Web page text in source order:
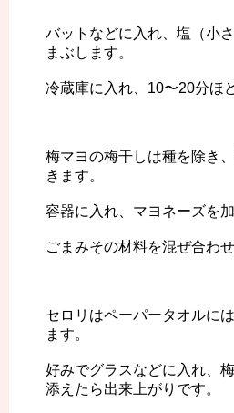
バットなどに入れ、塩（小
まぶします。
冷蔵庫に入れ、10〜20分ほ
梅マヨの梅干しは種を除き
きます。
容器に入れ、マヨネーズを
ごまみその材料を混ぜ合わせ
セロリはペーパータオルに
ます。
好みでグラスなどに入れ、
添えたら出来上がりです。